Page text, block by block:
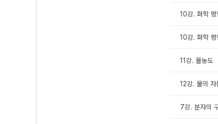
10강. 화학 평
10강. 화학
11강. 몰농도
12강. 물의
7강. 분자의